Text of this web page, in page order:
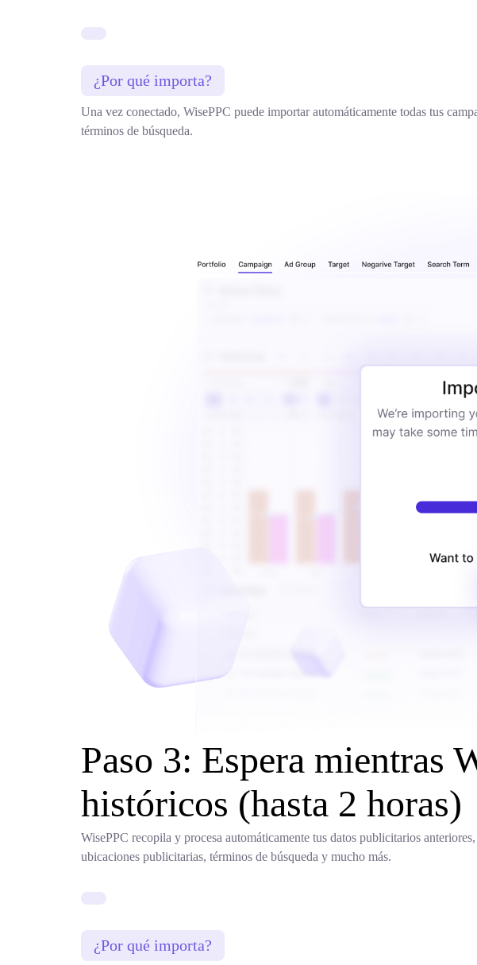
¿Por qué importa?
Una vez conectado, WisePPC puede importar automáticamente todas tus
términos de búsqueda.
Paso 3: Espera mientras
históricos (hasta 2 horas)
WisePPC recopila y procesa automáticamente tus datos publicitarios
ubicaciones publicitarias, términos de búsqueda y mucho más.
¿Por qué importa?